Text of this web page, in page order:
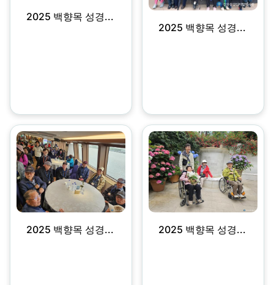
2025 백향목 성경...
2025 백향목 성경...
2025 백향목 성경... 2025 백향목 성경...